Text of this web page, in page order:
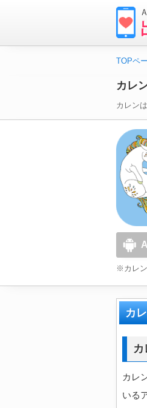
出
会
プ
リ
究
所
TOPペ
カレ
カレン
※カレン
カ
カレ
いる